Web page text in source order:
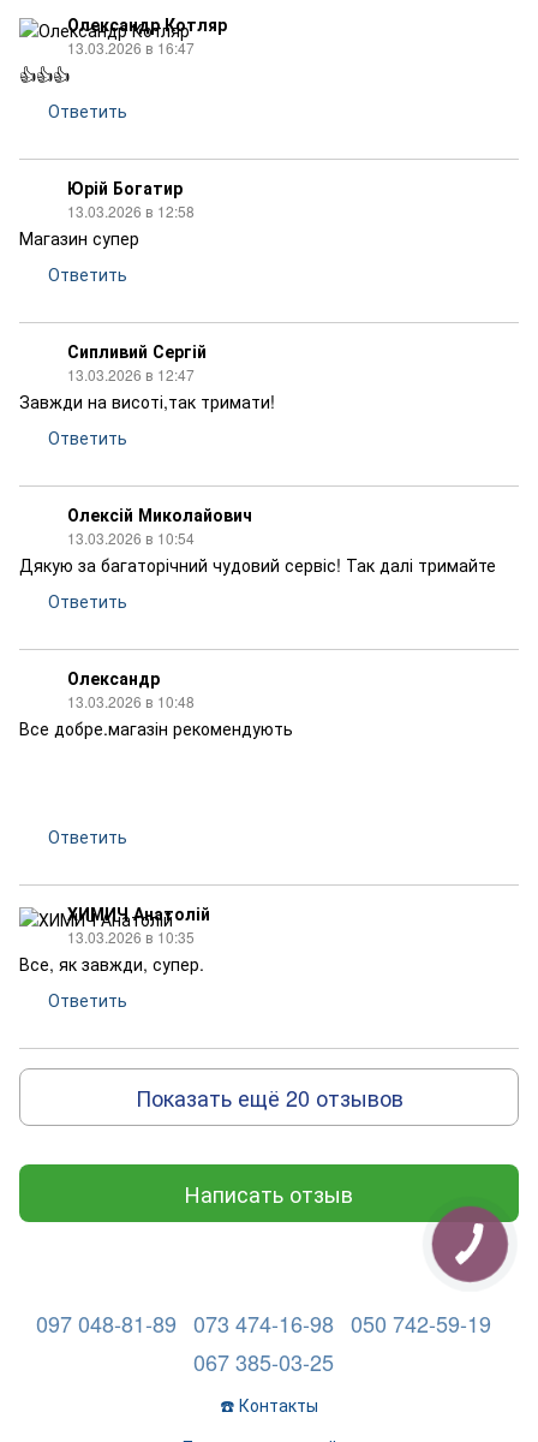
Олександр Котляр
13.03.2026 в 16:47
👍👍👍
Ответить
Юрій Богатир
13.03.2026 в 12:58
Магазин супер
Ответить
Сипливий Сергій
13.03.2026 в 12:47
Завжди на висоті,так тримати!
Ответить
Олексій Миколайович
13.03.2026 в 10:54
Дякую за багаторічний чудовий сервіс! Так далі тримайте
Ответить
Олександр
13.03.2026 в 10:48
Все добре.магазін рекомендують
Ответить
ХИМИЧ Анатолій
13.03.2026 в 10:35
Все, як завжди, супер.
Ответить
Показать ещё 20 отзывов
Написать отзыв
097 048-81-89 073 474-16-98 050 742-59-19
067 385-03-25
☎️ Контакты